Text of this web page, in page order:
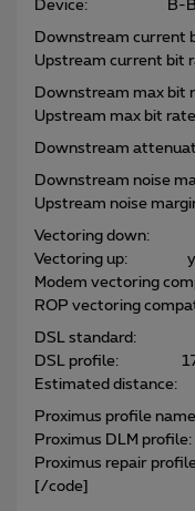
Device: B-Box
Downstream
Upstream current
Downstream max
Upstream max bit
Downstream
Downstream noise
Upstream noise
Vectoring down:
Vectoring up:
Modem vectoring
ROP vectoring
DSL standard:
DSL profile:
Estimated
Proximus profile
Proximus DLM
Proximus repair
[/code]